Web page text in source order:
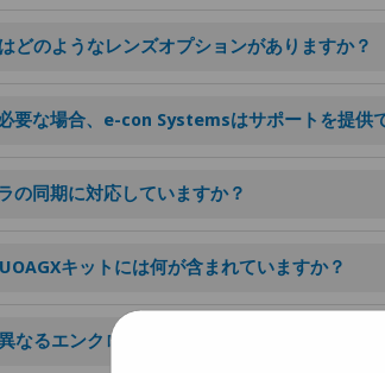
どのようなレンズオプションがありますか？
要な場合、e-con Systemsはサポートを提供
の同期に対応していますか？
キットには何が含まれていますか？
なるエンクロージャーで提供されますか？